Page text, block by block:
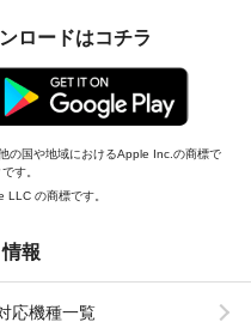
ロードはコチラ
の国や地域におけるApple Inc.の商標で
す。
の商標です。
報
応機種一覧